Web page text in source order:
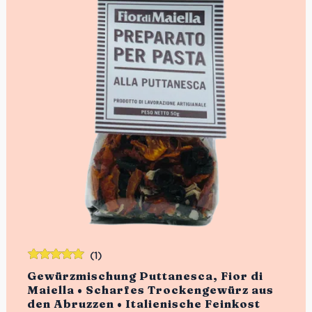
Gewürzmischung Puttanesca, Fior di
Maiella • Scharfes Trockengewürz aus
den Abruzzen • Italienische Feinkost
(1)
Bewertet
mit5.00von
5